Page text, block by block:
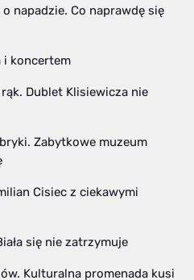
napadzie. Co naprawdę się
i koncertem
Dublet Klisiewicza nie
Zabytkowe muzeum
Cisiec z ciekawymi
się nie zatrzymuje
Kulturalna promenada kusi